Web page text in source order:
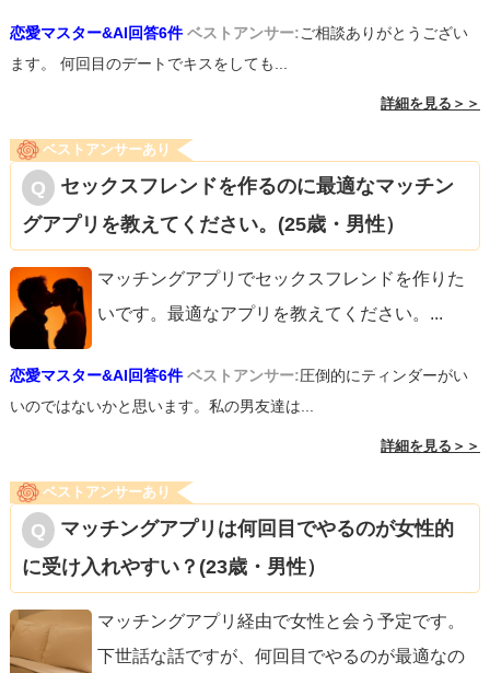
恋愛マスター&AI回答6件 ベストアンサー:ご相談ありがとうござい
ます。 何回目のデートでキスをしても...
詳細を見る＞＞
ベストアンサーあり
セックスフレンドを作るのに最適なマッチン
グアプリを教えてください。(25歳・男性）
マッチングアプリでセックスフレンドを作りた
いです。最適なアプリを教えてください。 ...
恋愛マスター&AI回答6件 ベストアンサー:圧倒的にティンダーがい
いのではないかと思います。私の男友達は...
詳細を見る＞＞
ベストアンサーあり
マッチングアプリは何回目でやるのが女性的
に受け入れやすい？(23歳・男性）
マッチングアプリ経由で女性と会う予定です。
下世話な話ですが、何回目でやるのが最適なの